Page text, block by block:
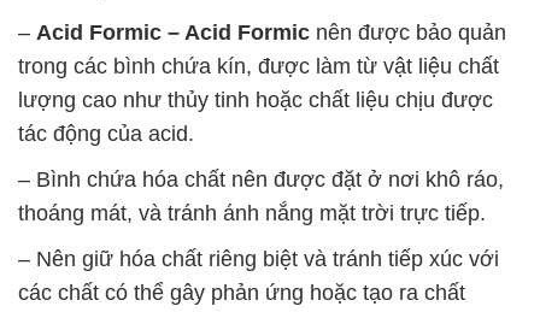
– Acid Formic – Acid Formic nên được bảo quản
trong các bình chứa kín, được làm từ vật liệu chất
lượng cao như thủy tinh hoặc chất liệu chịu được
tác động của acid.
– Bình chứa hóa chất nên được đặt ở nơi khô ráo,
thoáng mát, và tránh ánh nắng mặt trời trực tiếp.
– Nên giữ hóa chất riêng biệt và tránh tiếp xúc với
các chất có thể gây phản ứng hoặc tạo ra chất